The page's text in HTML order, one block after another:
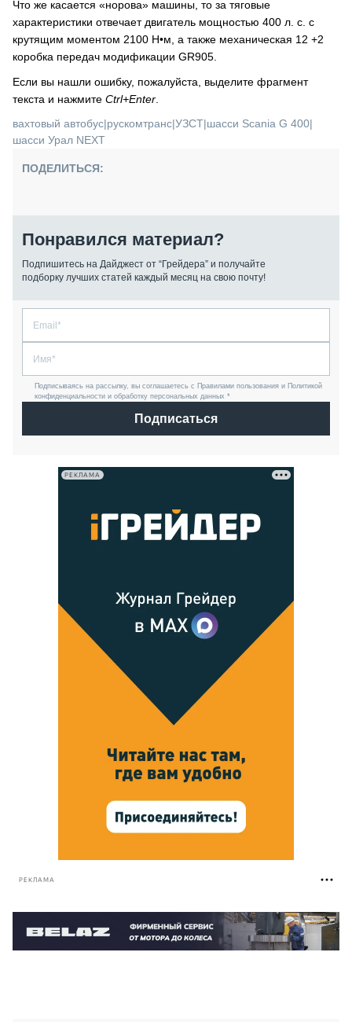
Что же касается «норова» машины, то за тяговые
характеристики отвечает двигатель мощностью 400 л. с. с
крутящим моментом 2100 Н•м, а также механическая 12 +2
коробка передач модификации GR905.
Если вы нашли ошибку, пожалуйста, выделите фрагмент
текста и нажмите Ctrl+Enter
вахтовый автобус|рускомтранс|УЗСТ|шасси Scania G 400|
шасси Урал NEXT
ПОДЕЛИТЬСЯ:
Понравился материал?
Подпишитесь на Дайджест от “Грейдера” и получайте
подборку лучших статей каждый месяц на свою почту!
Подписываясь на рассылку, вы соглашаетесь с Правилами пользования и Политикой
конфиденциальности и обработку персональных данных *
Подписаться
РЕКЛАМА
РЕКЛАМА